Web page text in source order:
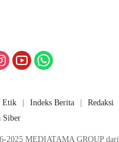
Etik Indeks Berita Redaksi
Siber
2025 MEDIATAMA GROUP dari